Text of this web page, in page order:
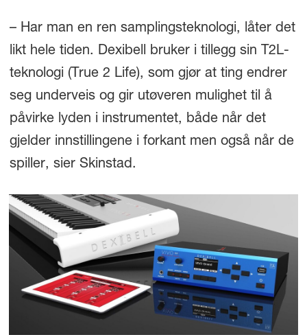
– Har man en ren samplingsteknologi, låter det
likt hele tiden. Dexibell bruker i tillegg sin T2L-
teknologi (True 2 Life), som gjør at ting endrer
seg underveis og gir utøveren mulighet til å
påvirke lyden i instrumentet, både når det
gjelder innstillingene i forkant men også når de
spiller, sier Skinstad.